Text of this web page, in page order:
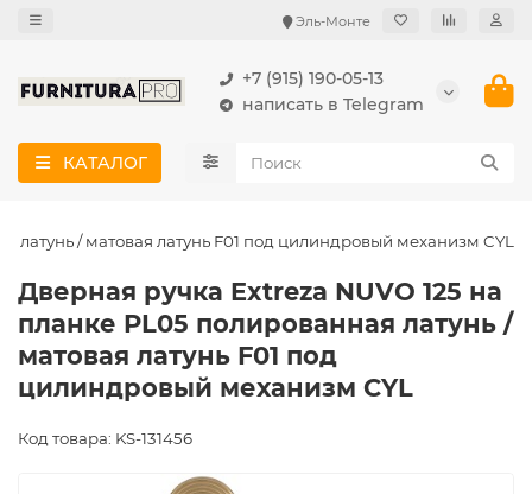
Эль-Монте
+7 (915) 190-05-13
написать в Telegram
КАТАЛОГ
/ матовая латунь F01 под цилиндровый механизм CYL
Дверная ручка Extreza NUVO 125 на
планке PL05 полированная латунь /
матовая латунь F01 под
цилиндровый механизм CYL
Код товара: KS-131456